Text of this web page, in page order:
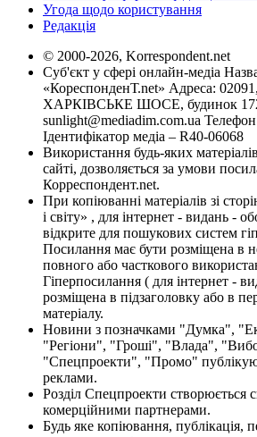
Угода щодо користування
Редакція
© 2000-2026, Korrespondent.net
Суб'єкт у сфері онлайн-медіа
«КореспонденТ.net» Адреса:
ХАРКІВСЬКЕ ШОСЕ, будинок
sunlight@mediadim.com.ua
Ідентифікатор медіа – R40-06068
Використання будь-яких
сайті, дозволяється за умови
Корреспондент.net.
При копіюванні матеріалів зі
і світу» , для інтернет - видань -
відкрите для пошукових систем
Посилання має бути розміщена в
повного або часткового
Гіперпосилання ( для інтернет -
розміщена в підзаголовку або в
матеріалу.
Новини з позначками "Думка",
"Регіони", "Гроші", "Влада",
"Спецпроекти", "Промо"
реклами.
Розділ Спецпроекти створюється
комерційними партнерами.
Будь яке копіювання, публікація,